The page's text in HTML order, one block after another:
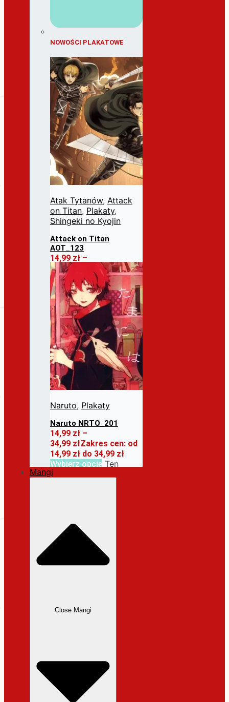
NOWOŚCI PLAKATOWE
Atak Tytanów, Attack
on Titan, Plakaty,
Shingeki no Kyojin
Attack on Titan
AOT_123
14,99 zł –
26,99
Zakres cen: od
14,99 zł do 26,99 zł
Wybierz opcje Ten
produkt ma wiele
wariantów. Opcje
można wybrać na
stronie produktu
Naruto, Plakaty
Naruto NRTO_201
14,99 zł –
34,99 złZakres cen: od
14,99 zł do 34,99 zł
Wybierz opcje Ten
produkt ma wiele
Mangi
Close Mangi